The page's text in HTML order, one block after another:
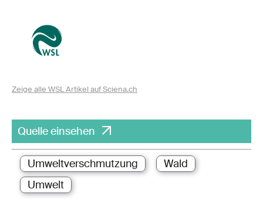
Zeige alle WSL Artikel auf Sciena.ch
Quelle einsehen
Umweltverschmutzung
Wald
Umwelt